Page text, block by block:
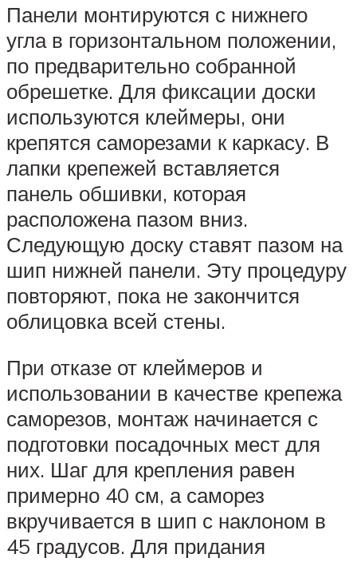
Панели монтируются с нижнего
угла в горизонтальном положении,
по предварительно собранной
обрешетке. Для фиксации доски
используются клеймеры, они
крепятся саморезами к каркасу. В
лапки крепежей вставляется
панель обшивки, которая
расположена пазом вниз.
Следующую доску ставят пазом на
шип нижней панели. Эту процедуру
повторяют, пока не закончится
облицовка всей стены.
При отказе от клеймеров и
использовании в качестве крепежа
саморезов, монтаж начинается с
подготовки посадочных мест для
них. Шаг для крепления равен
примерно 40 см, а саморез
вкручивается в шип с наклоном в
45 градусов. Для придания